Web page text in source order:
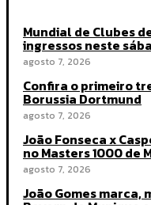
Mundial de Clubes
ingressos neste
agosto 7, 2026
Confira o primeiro
Borussia Dortmund
agosto 7, 2026
João Fonseca x
no Masters 1000 de
agosto 7, 2026
João Gomes marca,